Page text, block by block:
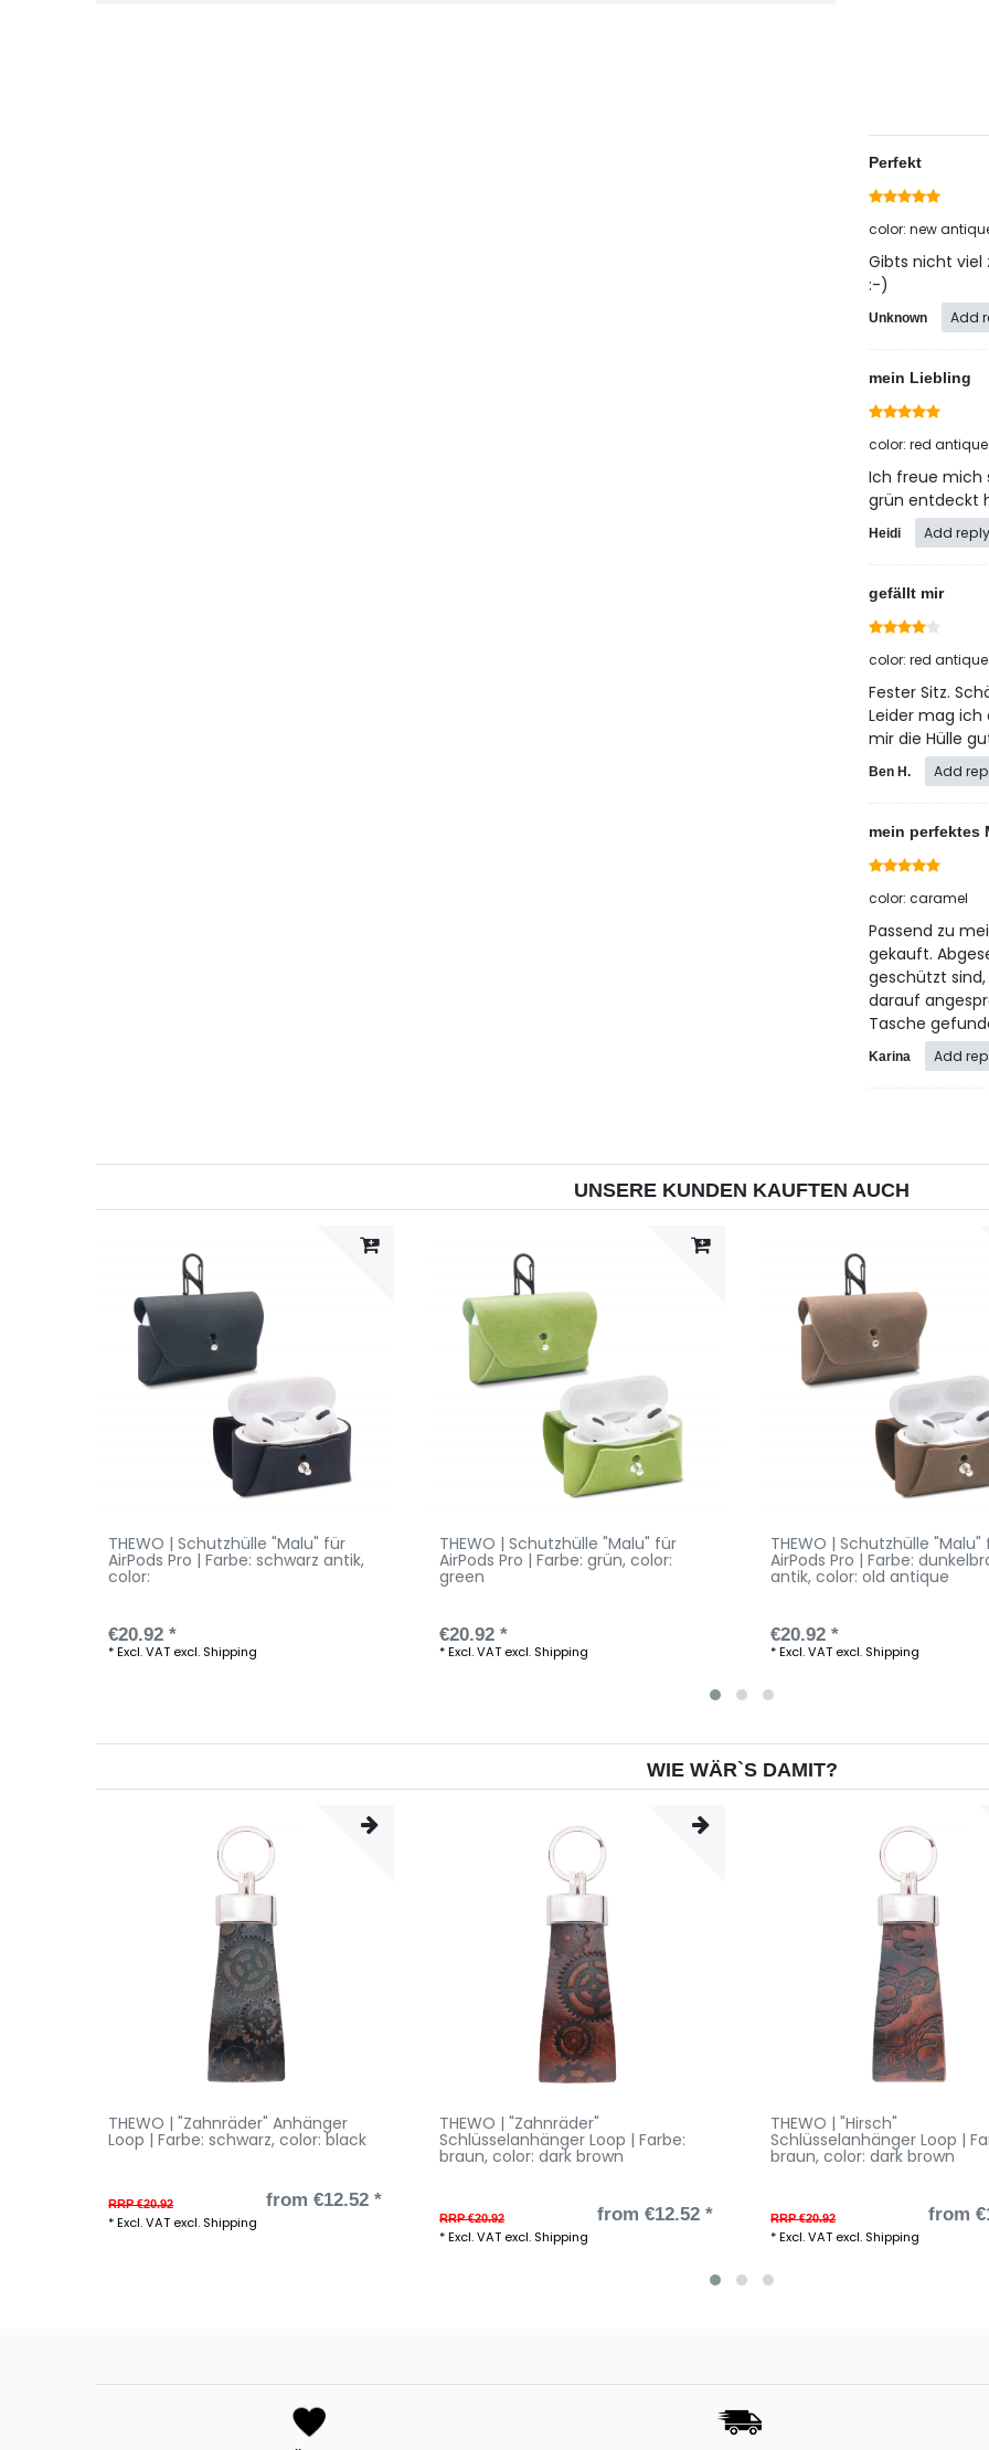
Perfekt
color: new
Gibts nicht viel
:-)
Unknown Add
mein Liebling
color: red antique
Ich freue mich
grün entdeckt
Heidi Add reply
gefällt mir
color: red antique
Fester Sitz.
Leider mag ich
mir die Hülle
Ben H. Add
mein perfektes
color: caramel
Passend zu
gekauft.
geschützt
darauf
Tasche
Karina Add
UNSERE KUNDEN KAUFTEN AUCH
THEWO | Schutzhülle "Malu" für
AirPods Pro | Farbe: schwarz antik,
color:
€20.92 *
*Excl. VAT excl. Shipping
THEWO | Schutzhülle "Malu" für
AirPods Pro | Farbe: grün, color:
green
€20.92 *
*Excl. VAT excl. Shipping
THEWO | Schutzhülle "Malu"
AirPods Pro | Farbe:
antik, color: old antique
€20.92 *
*Excl. VAT excl. Shipping
WIE WÄR`S DAMIT?
THEWO | "Zahnräder" Anhänger
Loop | Farbe: schwarz, color: black
RRP €20.92 from €12.52 *
*Excl. VAT excl. Shipping
THEWO | "Zahnräder"
Schlüsselanhänger Loop | Farbe:
braun, color: dark brown
RRP €20.92 from €12.52 *
*Excl. VAT excl. Shipping
THEWO | "Hirsch"
Schlüsselanhänger Loop |
braun, color: dark brown
RRP €20.92 from
*Excl. VAT excl. Shipping